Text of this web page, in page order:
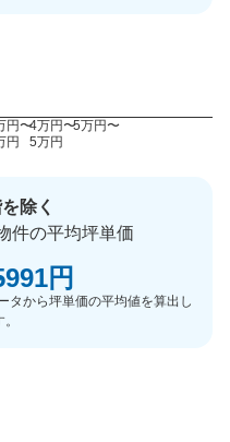
円〜
円
4万円〜
5万円
5万円〜
除く
件の平均坪単価
円
から坪単価の平均値を算出し